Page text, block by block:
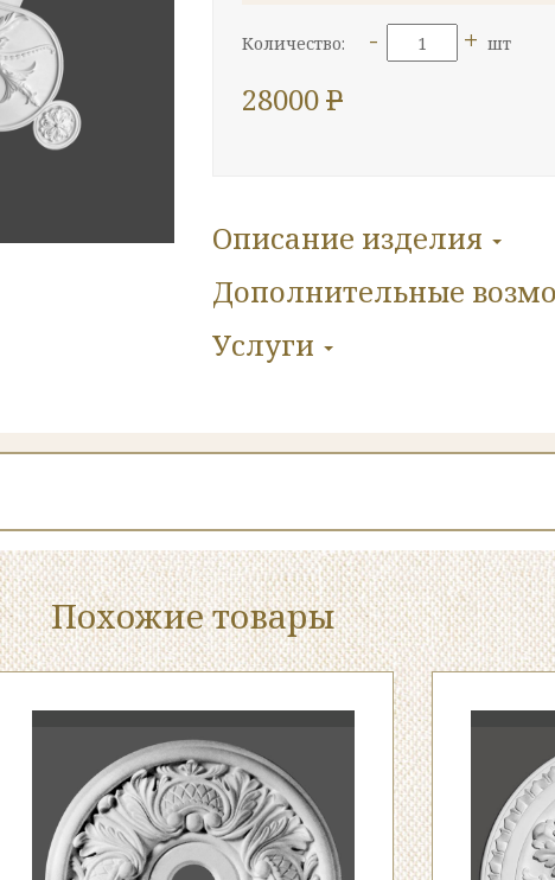
Количество: - + шт
28000P
Описание изделия
Дополнительные
Услуги
Похожие товары